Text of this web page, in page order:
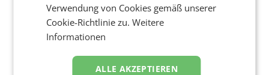
Verwendung von Cookies gemäß unserer
Cookie-Richtlinie zu.Weitere
Informationen
ALLE AKZEPTIEREN